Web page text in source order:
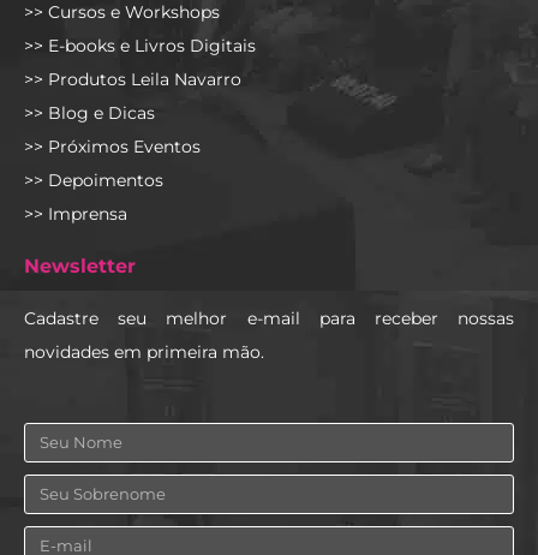
>> Cursos e Workshops
>> E-books e Livros Digitais
>> Produtos Leila Navarro
>> Blog e Dicas
>> Próximos Eventos
>> Depoimentos
>> Imprensa
Newsletter
Cadastre seu melhor e-mail para receber nossas
novidades em primeira mão.
Nome
Sobrenome
Email